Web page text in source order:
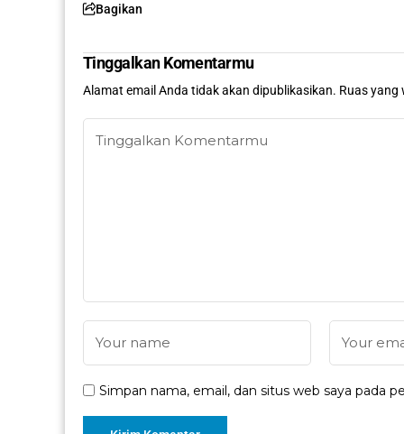
Bagikan
Tinggalkan Komentarmu
Alamat email Anda tidak akan dipublikasikan. Ruas
Simpan nama, email, dan situs web saya pada